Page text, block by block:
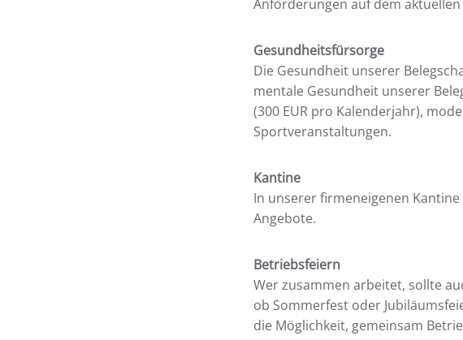
Anforderungen auf dem
Gesundheitsfürsorge
Die Gesundheit unserer
mentale Gesundheit unserer
(300 EUR pro Kalenderjahr),
Sportveranstaltungen.
Kantine
In unserer firmeneigenen
Angebote.
Betriebsfeiern
Wer zusammen arbeitet, sollte
ob Sommerfest oder
die Möglichkeit, gemeinsam